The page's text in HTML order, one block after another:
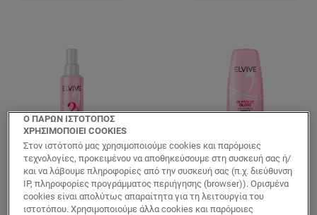
Elvive
Glycolic Gloss
Elvive
Glycolic Gloss
Ο ΠΑΡΩΝ ΙΣΤΟΤΟΠΟΣ
ΧΡΗΣΙΜΟΠΟΙΕΙ COOKIES
Στον ιστότοπό μας χρησιμοποιούμε cookies και παρόμοιες
τεχνολογίες, προκειμένου να αποθηκεύσουμε στη συσκευή σας ή/
και να λάβουμε πληροφορίες από την συσκευή σας (π.χ. διεύθυνση
IP, πληροφορίες προγράμματος περιήγησης (browser)). Ορισμένα
cookies είναι απολύτως απαραίτητα για τη λειτουργία του
ιστοτόπου. Χρησιμοποιούμε άλλα cookies και παρόμοιες